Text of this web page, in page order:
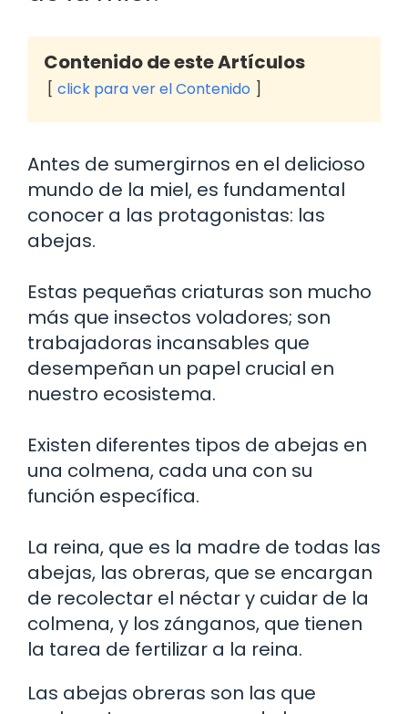
Contenido de este Artículos
click para ver el Contenido
Antes de sumergirnos en el delicioso
mundo de la miel, es fundamental
conocer a las protagonistas: las
abejas.
Estas pequeñas criaturas son mucho
más que insectos voladores; son
trabajadoras incansables que
desempeñan un papel crucial en
nuestro ecosistema.
Existen diferentes tipos de abejas en
una colmena, cada una con su
función específica.
La reina, que es la madre de todas las
abejas, las obreras, que se encargan
de recolectar el néctar y cuidar de la
colmena, y los zánganos, que tienen
la tarea de fertilizar a la reina.
Las abejas obreras son las que